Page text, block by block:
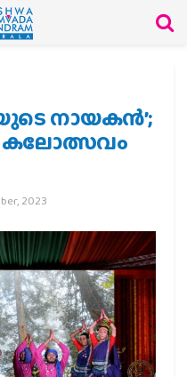
നായകന്‍’;
കലോത്സവം
2023